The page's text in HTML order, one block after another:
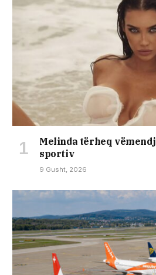
Melinda tërheq
sportiv
9 Gusht, 2026